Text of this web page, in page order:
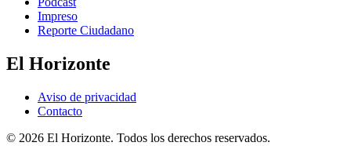
Impreso
Reporte Ciudadano
El Horizonte
Aviso de privacidad
Contacto
© 2026 El Horizonte. Todos los derechos reservados.